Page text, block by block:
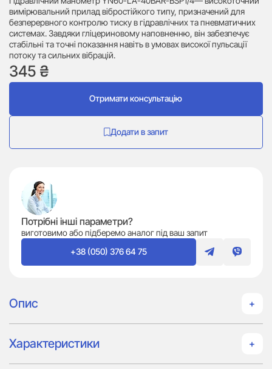
вимірювальний прилад вібростійкого типу, призначений для
безперервного контролю тиску в гідравлічних та пневматичних
системах. Завдяки гліцериновому наповненню, він забезпечує
стабільні та точні показання навіть в умовах високої пульсації
потоку та сильних вібрацій.
345 ₴
Отримати консультацію
Додати в запит
Потрібні інші параметри?
виготовимо або підберемо аналог під ваш запит
+38 (050) 376 64 75
Опис
Характеристики